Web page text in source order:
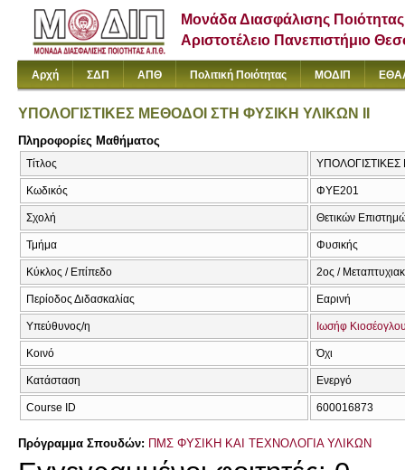
Μονάδα Διασφάλισης Ποιότητας
Αριστοτέλειο Πανεπιστήμιο
Αρχή ΣΔΠ ΑΠΘ Πολιτική Ποιότητας ΜΟΔΙΠ
ΥΠΟΛΟΓΙΣΤΙΚΕΣ ΜΕΘΟΔΟΙ ΣΤΗ ΦΥΣΙΚΗ ΥΛΙΚΩΝ ΙΙ
Πληροφορίες Μαθήματος
Τίτλος ΥΠΟΛΟΓΙΣΤΙΚΕΣ
Κωδικός ΦΥΕ201
Σχολή Θετικών
Τμήμα Φυσικής
Κύκλος / Επίπεδο 2ος /
Περίοδος Διδασκαλίας Εαρινή
Υπεύθυνος/η Ιωσήφ
Κοινό Όχι
Κατάσταση Ενεργό
Course ID 600016873
Πρόγραμμα Σπουδών: ΠΜΣ ΦΥΣΙΚΗ ΚΑΙ ΤΕΧΝΟΛΟΓΙΑ ΥΛΙΚΩΝ